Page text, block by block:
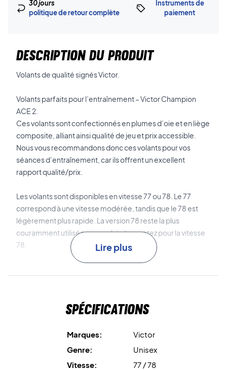
30 jours
politique de retour complète
Instruments de
paiement
DESCRIPTION DU PRODUIT
Volants de qualité signés Victor.
Volants parfaits pour l’entraînement – Victor Champion
ACE 2.
Ces volants sont confectionnés en plumes d’oie et en liège
composite, alliant ainsi qualité de jeu et prix accessible.
Nous vous recommandons donc ces volants pour vos
séances d’entraînement, car ils offrent un excellent
rapport qualité/prix.
Les volants sont disponibles en vitesse 77 ou 78. Le 77
correspond à une vitesse modérée, tandis que le 78 est
légèrement plus rapide. La version 78 reste la plus
couramment utilisée : si vous hésitez, optez pour la vitesse
78.
Lire plus
Spécifications
Marques:
Victor
Genre:
Unisex
Vitesse:
77 / 78